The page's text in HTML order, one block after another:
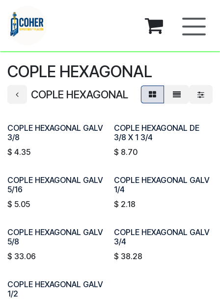
COPLE HEXAGONAL
COPLE HEXAGONAL
COPLE HEXAGONAL GALV
3/8
$ 4.35
COPLE HEXAGONAL DE
3/8 X 1 3/4
$ 8.70
COPLE HEXAGONAL GALV
5/16
$ 5.05
COPLE HEXAGONAL GALV
1/4
$ 2.18
COPLE HEXAGONAL GALV
5/8
$ 33.06
COPLE HEXAGONAL GALV
3/4
$ 38.28
COPLE HEXAGONAL GALV
1/2